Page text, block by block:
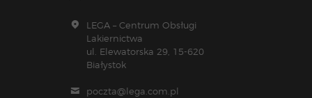
LEGA – Centrum Obsługi
Lakiernictwa
ul. Elewatorska 29, 15-620
Białystok
poczta@lega.com.pl